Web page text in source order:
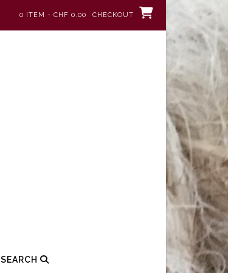
0 ITEM - CHF 0.00 CHECKOUT
SEARCH